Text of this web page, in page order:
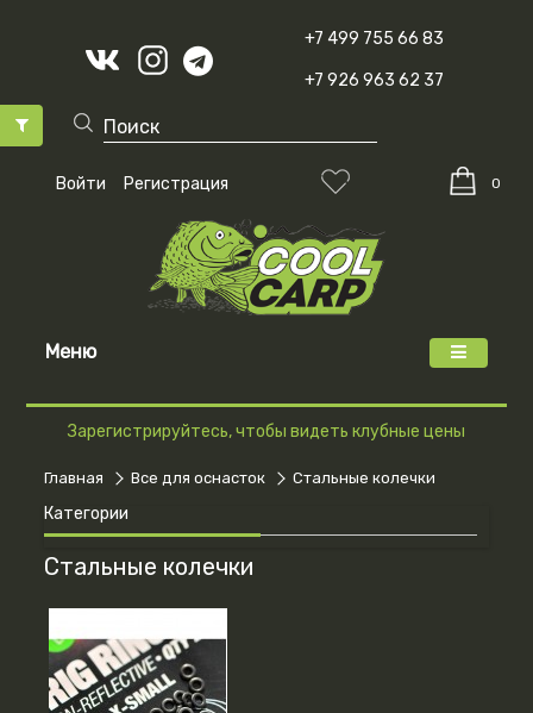
+7 499 755 66 83
+7 926 963 62 37
Войти Регистрация 0
Меню
Зарегистрируйтесь, чтобы видеть клубные цены
Главная Все для оснасток Стальные колечки
Категории
Стальные колечки